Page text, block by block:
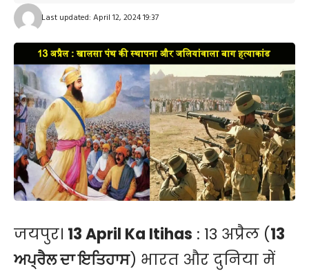
Last updated: April 12, 2024 19:37
जयपुर। 13 April Ka Itihas : 13 अप्रैल (13
ਅਪ੍ਰੈਲ ਦਾ ਇਤਿਹਾਸ) भारत और दुनिया में